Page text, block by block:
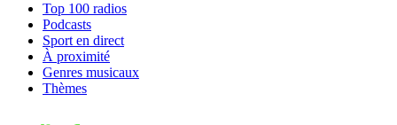
Top 100 radios
Podcasts
Sport en direct
À proximité
Genres musicaux
Thèmes